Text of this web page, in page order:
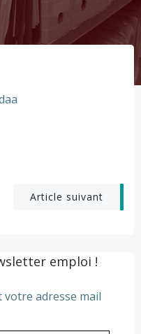
PostArticle suivant
emploi !
votre adresse mail